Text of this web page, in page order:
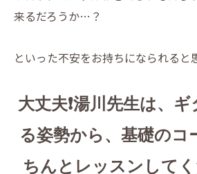
来るだろうか…？
といった不安をお持ちになられると
大丈夫❗️湯川先生は、
る姿勢から、基礎のコ
ちんとレッスンしてく